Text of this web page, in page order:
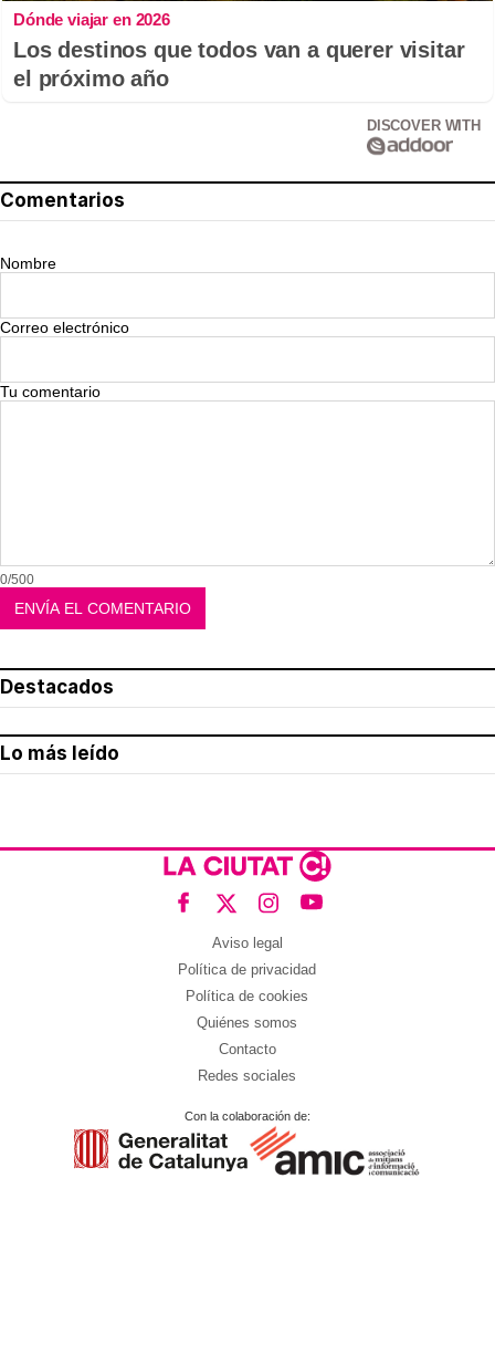
Dónde viajar en 2026
Los destinos que todos van a querer visitar
el próximo año
DISCOVER WITH
Comentarios
Nombre
Correo electrónico
Tu comentario
0/500
Destacados
Lo más leído
Aviso legal
Política de privacidad
Política de cookies
Quiénes somos
Contacto
Redes sociales
Con la colaboración de: